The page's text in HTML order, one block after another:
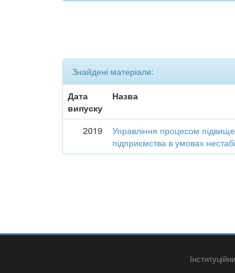
Знайдені матеріали:
Дата
випуску
Назва
2019
Управління процесом
підприємства в умовах